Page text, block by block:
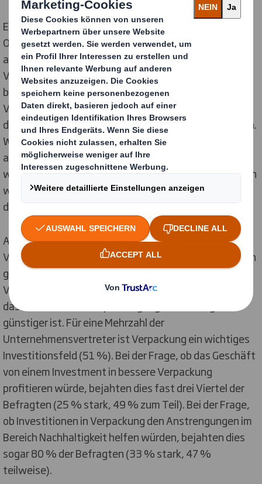
Ein weiteres, nicht zu unterschätzendes Risiko für
Online-Händler ist, dass Produktebeschädigt
ankommen, wodurch die ursprüngliche Funktion der
Verpackung vernachlässigt wird. Rund die Hälfte der
befragten Verbraucher gab an, dass sie sich über
Verpackungen ärgern, die den unversehrten Zustand
des darin enthaltenen Produkts leichtfertig gefährden.
Während 47 % angaben, dass sie zögern würden,
aufgrund eines beschädigt gelieferten Produkts einen
weiteren Kauf bei dem Einzelhändler zu tätigen, gaben
weitere 43 % an, dass sie in diesem Fall negativ über
die Marke denken würden.
Aus derSicht der Händlergestaltet sich das Thema
Verpackung zwiespältig. Immerhin 40 % der Befragten
gaben an, schon öfters nicht wirklich passende
Verpackung genutzt zu haben. Hauptgrund hierfür sei,
dass der Kauf von Verpackung in großen Mengen
günstiger ist. Für eine Mehrzahl der
Unternehmensvertreter ist Verpackung ein wichtiges
Investitionsfeld (51 %). Bei der Frage, ob das Geschäft
von einem Investment in bessere Verpackung
profitieren würde, bejahten dies fast drei Viertel der
Befragten (25 % stark, 49 % zum Teil). Bei der Frage,
ob Investitionen in Verpackung den Anstrengungen im
Bereich Nachhaltigkeit helfen würden, bejahten dies
sogar 80 % der Befragten (33 % stark, 47 %
teilweise).